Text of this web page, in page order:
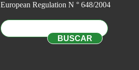
European Regulation N ° 648/2004